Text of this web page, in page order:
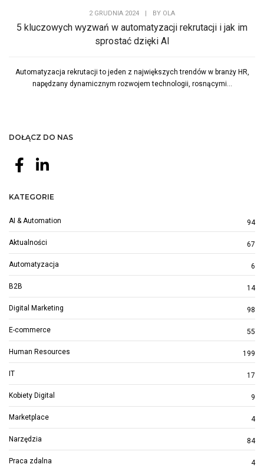
2 GRUDNIA 2024 BY OLA
5 kluczowych wyzwań w automatyzacji rekrutacji i jak im
sprostać dzięki AI
Automatyzacja rekrutacji to jeden z największych trendów w branży HR,
napędzany dynamicznym rozwojem technologii, rosnącymi...
DOŁĄCZ DO NAS
KATEGORIE
AI & Automation 94
Aktualności 67
Automatyzacja 6
B2B 14
Digital Marketing 98
E-commerce 55
Human Resources 199
IT 17
Kobiety Digital 9
Marketplace 4
Narzędzia 84
Praca zdalna 4